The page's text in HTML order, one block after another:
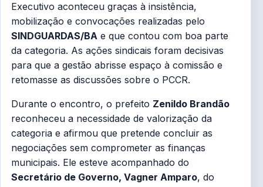
Executivo aconteceu graças à insistência,
mobilização e convocações realizadas pelo
SINDGUARDAS/BA e que contou com boa parte
da categoria. As ações sindicais foram decisivas
para que a gestão abrisse espaço à comissão e
retomasse as discussões sobre o PCCR.
Durante o encontro, o prefeito Zenildo Brandão
reconheceu a necessidade de valorização da
categoria e afirmou que pretende concluir as
negociações sem comprometer as finanças
municipais. Ele esteve acompanhado do
Secretário de Governo, Vagner Amparo, do